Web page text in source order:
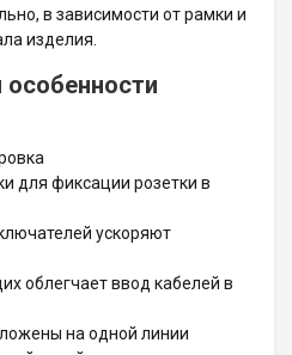
в зависимости от рамки и
изделия.
особенности
для фиксации розетки в
ускоряют
облегчает ввод кабелей в
на одной линии